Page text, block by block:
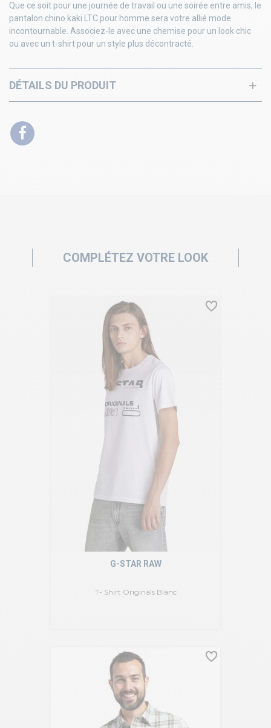
Que ce soit pour une journée de travail ou une soirée entre amis, le
pantalon chino kaki LTC pour homme sera votre allié mode
incontournable. Associez-le avec une chemise pour un look chic
ou avec un t-shirt pour un style plus décontracté.
DÉTAILS DU PRODUIT
COMPLÉTEZ VOTRE LOOK
T- Shirt Originals Blanc
G-STAR RAW